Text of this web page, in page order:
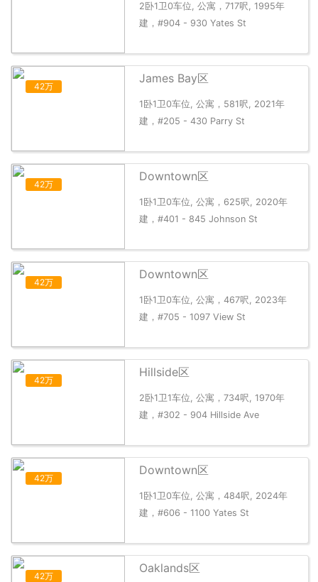
2卧1卫0车位, 公寓，717呎, 1995年
建，#904 - 930 Yates St
42万
James Bay区
1卧1卫0车位, 公寓，581呎, 2021年
建，#205 - 430 Parry St
42万
Downtown区
1卧1卫0车位, 公寓，625呎, 2020年
建，#401 - 845 Johnson St
42万
Downtown区
1卧1卫0车位, 公寓，467呎, 2023年
建，#705 - 1097 View St
42万
Hillside区
2卧1卫1车位, 公寓，734呎, 1970年
建，#302 - 904 Hillside Ave
42万
Downtown区
1卧1卫0车位, 公寓，484呎, 2024年
建，#606 - 1100 Yates St
42万
Oaklands区